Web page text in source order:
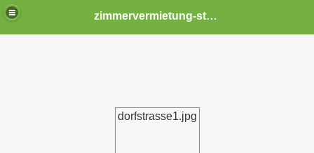
zimmervermietung-stendal
dorfstrasse1.jpg